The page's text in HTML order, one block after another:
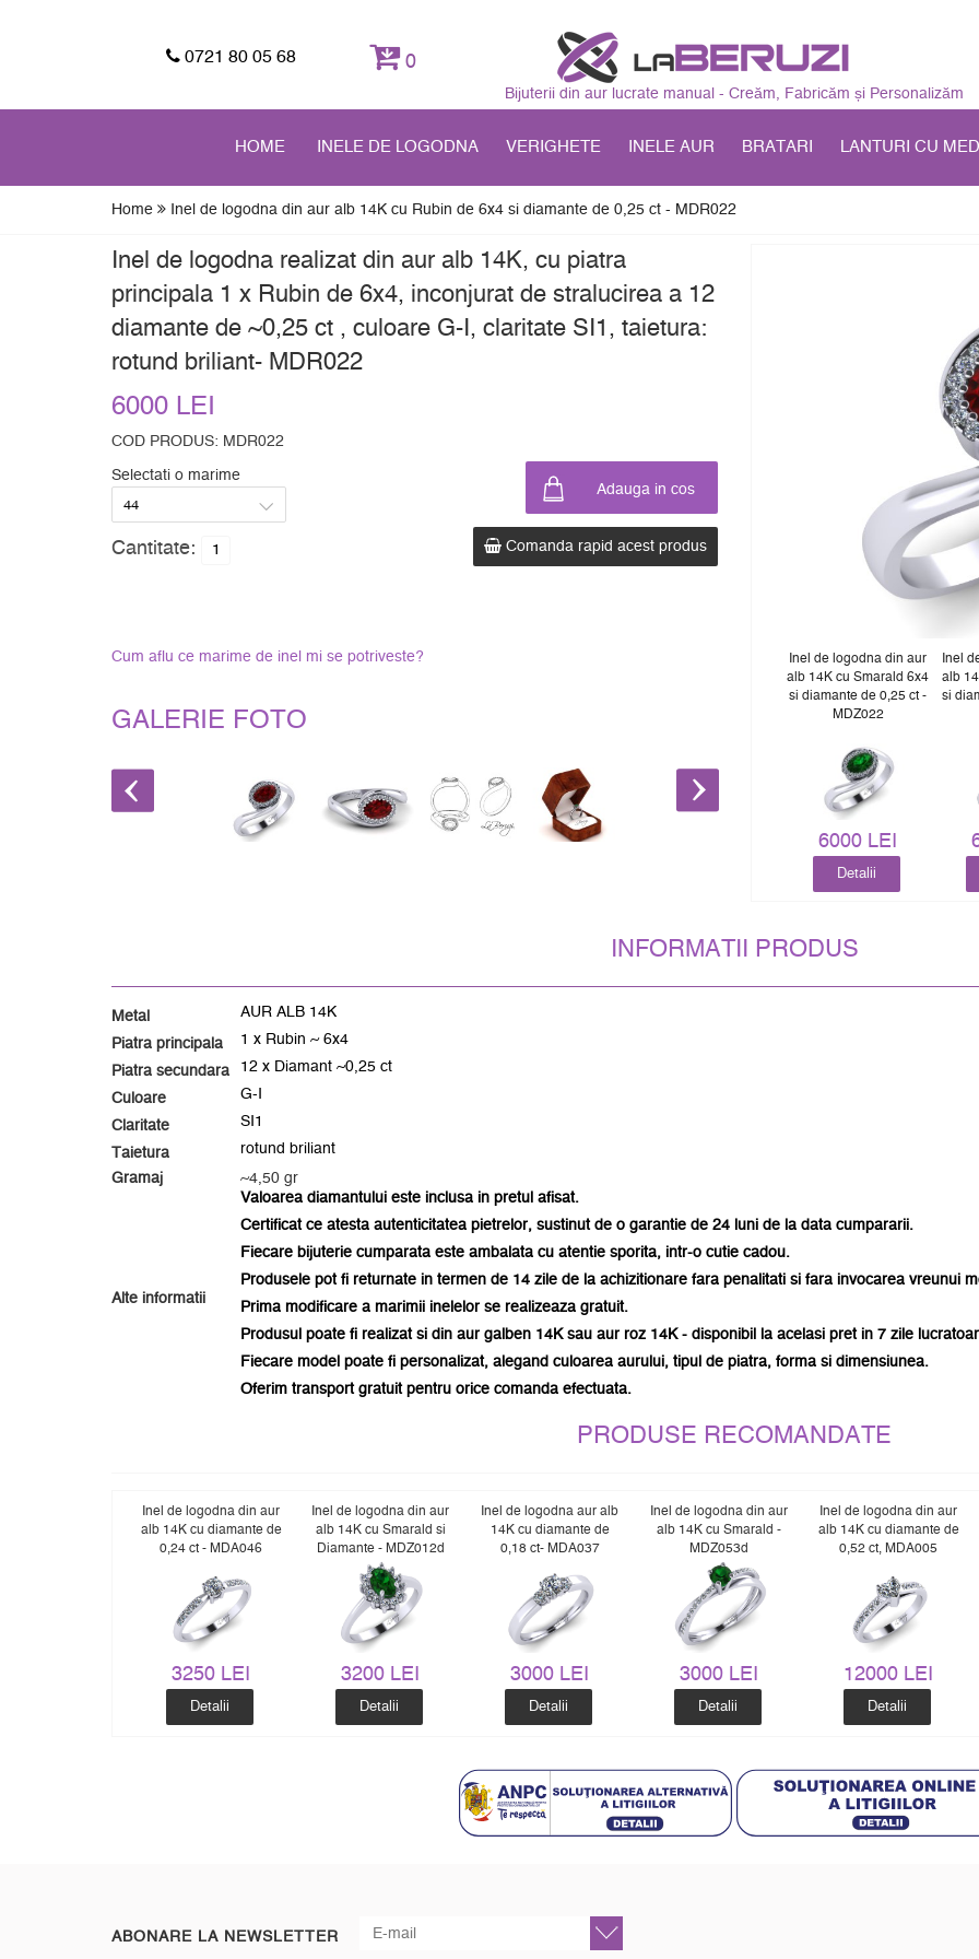
0721 80 05 68 0
Bijuterii din aur lucrate manual - Creăm, Fabricăm și Personalizăm
HOME INELE DE LOGODNA VERIGHETE INELE AUR BRATARI LANTURI CU
Home Inel de logodna din aur alb 14K cu Rubin de 6x4 si diamante de 0,25 ct - MDR022
Inel de logodna realizat din aur alb 14K, cu piatra
principala 1 x Rubin de 6x4, inconjurat de stralucirea a 12
diamante de ~0,25 ct , culoare G-I, claritate SI1, taietura:
rotund briliant- MDR022
6000 LEI
COD PRODUS: MDR022
Comanda rapid acest produs
Selectati o marime
Cantitate:
Cum aflu ce marime de inel mi se potriveste?
GALERIE FOTO
Inel de logodna din aur
alb 14K cu Smarald 6x4
si diamante de 0,25 ct -
MDZ022
6000 LEI
Detalii
Inel
alb
si
INFORMATII PRODUS
Metal AUR ALB 14K
Piatra principala 1 x Rubin ~ 6x4
Piatra secundara 12 x Diamant ~0,25 ct
Culoare G-I
Claritate SI1
Taietura
rotund briliant
Gramaj
~4,50 gr
Alte informatii
Valoarea diamantului este inclusa in pretul afisat.
Certificat ce atesta autenticitatea pietrelor, sustinut de o garantie de 24 luni de la data cumpararii.
Fiecare bijuterie cumparata este ambalata cu atentie sporita, intr-o cutie cadou.
Produsele pot fi returnate in termen de 14 zile de la achizitionare fara penalitati si fara invocarea vreunui
Prima modificare a marimii inelelor se realizeaza gratuit.
Produsul poate fi realizat si din aur galben 14K sau aur roz 14K - disponibil la acelasi pret in 7 zile
Fiecare model poate fi personalizat, alegand culoarea aurului, tipul de piatra, forma si dimensiunea.
Oferim transport gratuit pentru orice comanda efectuata.
PRODUSE RECOMANDATE
Inel de logodna din aur
alb 14K cu diamante de
0,24 ct - MDA046
3250 LEI
Detalii
Inel de logodna din aur
alb 14K cu Smarald si
Diamante - MDZ012d
3200 LEI
Detalii
Inel de logodna aur alb
14K cu diamante de
0,18 ct- MDA037
3000 LEI
Detalii
Inel de logodna din aur
alb 14K cu Smarald -
MDZ053d
3000 LEI
Detalii
Inel de logodna din aur
alb 14K cu diamante de
0,52 ct, MDA005
12000 LEI
Detalii
ABONARE LA NEWSLETTER